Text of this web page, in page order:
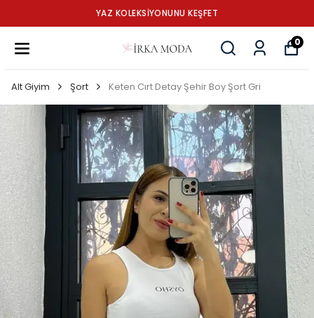
YAZ KOLEKSİYONUNU KEŞFET
0
Alt Giyim Şort Keten Cırt Detay Şehir Boy Şort Gri